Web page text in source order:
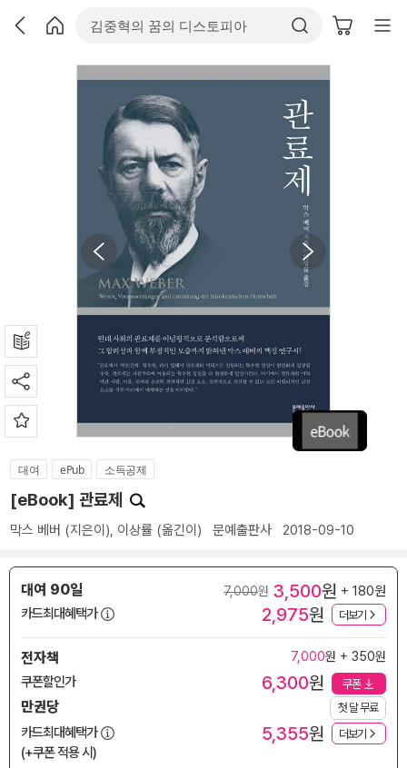
대여 ePub 소득공제
[eBook] 관료제
막스 베버 (지은이), 이상률 (옮긴이) 문예출판사 2018-09-10
대여 90일 7,000원 3,500원 + 180원
카드최대혜택가
2,975원 더보기
전자책 7,000원 + 350원
쿠폰할인가 6,300원 쿠폰
만권당 첫 달 무료
카드최대혜택가
(+쿠폰 적용 시)
5,355원 더보기